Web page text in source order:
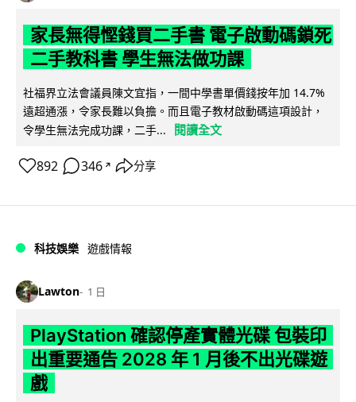
家長無得慳錢買二手書 電子啟動碼鎖死
二手教科書 學生無法做功課
社福界立法會議員陳文宜指，一間中學書單價錢按年加 14.7%
遠超通漲，令家長難以負擔。而且電子教材啟動碼這項設計，
令學生無法完成功課，二手...
閱讀全文
892 346 ↗ 分享
科技娛樂 遊戲情報
Lawton 1 日
PlayStation 確認停產實體光碟 包裝印
出重要通告 2028 年 1 月後不出光碟遊
戲